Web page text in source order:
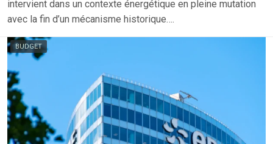
intervient dans un contexte énergétique en pleine mutation
avec la fin d’un mécanisme historique….
BUDGET